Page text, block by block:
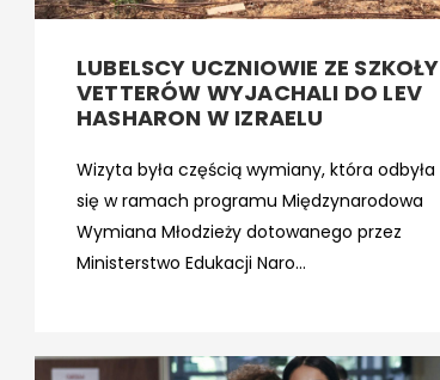
LUBELSCY UCZNIOWIE ZE SZKOŁY
VETTERÓW WYJACHALI DO LEV
HASHARON W IZRAELU
Wizyta była częścią wymiany, która odbyła
się w ramach programu Międzynarodowa
Wymiana Młodzieży dotowanego przez
Ministerstwo Edukacji Naro...